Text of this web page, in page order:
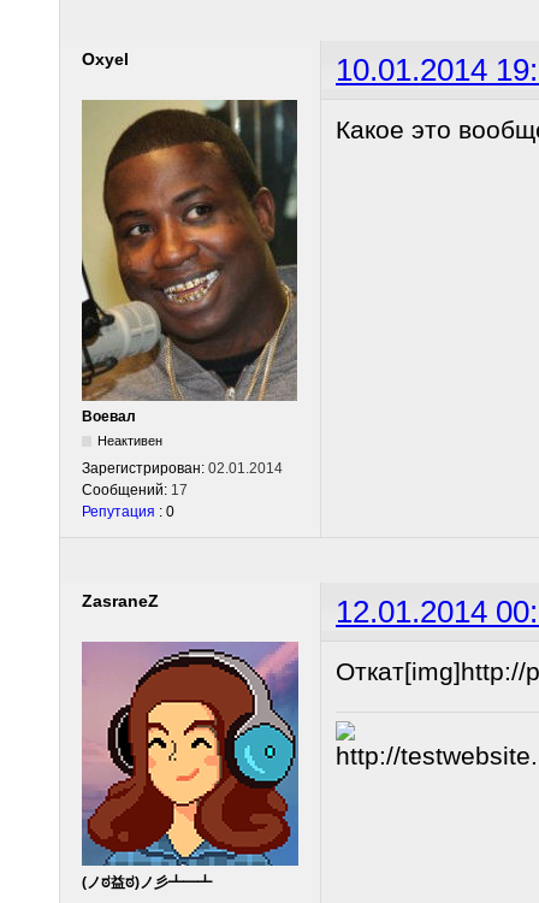
Oxyel 10.01.2014
Воевал
Неактивен
Зарегистрирован: 02.01.2014
Сообщений: 17
Репутация : 0
Какое это
ZasraneZ 12.01.2014
(ノಠ益ಠ)ノ彡┻━┻
Откат[img]http://